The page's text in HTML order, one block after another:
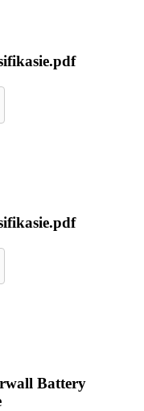
Battery